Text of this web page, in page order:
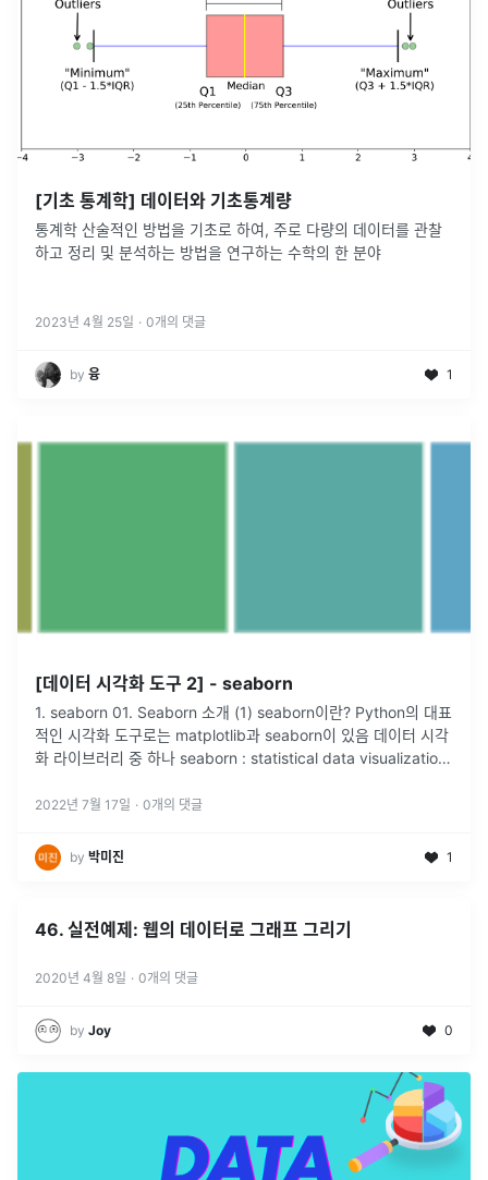
[기초 통계학] 데이터와 기초통계량
통계학 산술적인 방법을 기초로 하여, 주로 다량의 데이터를 관찰
하고 정리 및 분석하는 방법을 연구하는 수학의 한 분야
2023년 4월 25일 · 0개의 댓글
by 융 1
[데이터 시각화 도구 2] - seaborn
1. seaborn 01. Seaborn 소개 (1) seaborn이란? Python의 대표
적인 시각화 도구로는 matplotlib과 seaborn이 있음 데이터 시각
화 라이브러리 중 하나 seaborn : statistical data visualization
2022년 7월 17일 · 0개의 댓글
by 박미진 1
46. 실전예제: 웹의 데이터로 그래프 그리기
2020년 4월 8일 · 0개의 댓글
by Joy 0